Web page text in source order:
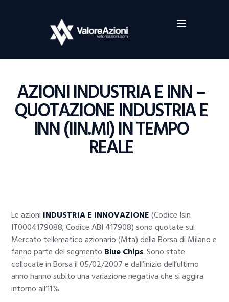
AZIONI INDUSTRIA E INN –
QUOTAZIONE INDUSTRIA E
INN (IIN.MI) IN TEMPO
REALE
Home
Investimenti
Borsa
Guide Al Trading
Criptovalute
Le azioni INDUSTRIA E INNOVAZIONE(Codice Isin
IT0004179088; Codice ABI 417908) sono quotate sul
Mercato tellematico azionario (Mta) della Borsa di Milano e
fanno parte del segmento Blue Chips. Sono state
collocate in Borsa il 05/02/2007 e dall’inizio dell’ultimo
anno hanno subito una variazione negativa che si aggira
intorno all’11%.